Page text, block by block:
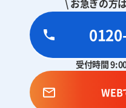
\ お急ぎの方
受付時間
WEB